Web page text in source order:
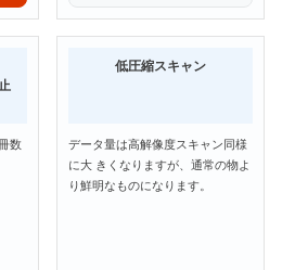
数
低圧縮スキャン
データ量は高解像度スキャン同様
に大 きくなりますが、通常の物よ
り鮮明なものになります。